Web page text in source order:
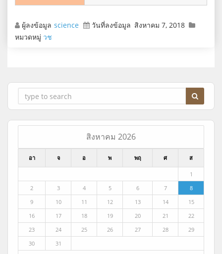
ผู้ลงข้อมูล science วันที่ลงข้อมูล สิงหาคม 7, 2018
หมวดหมู่ วช
สิงหาคม 2026
อา จ อ พ พฤ ศ ส
1
2
3 4 5 6 7
8
9
10 11 12 13 14
15
16
17 18 19 20 21
22
23
24 25 26 27 28
29
30
31